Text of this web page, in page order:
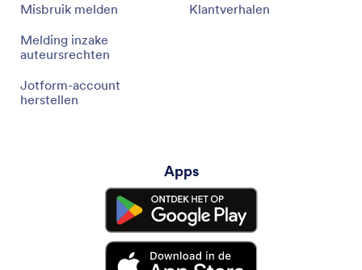
Misbruik melden
Melding inzake
auteursrechten
Jotform-account
herstellen
Klantverhalen
Apps